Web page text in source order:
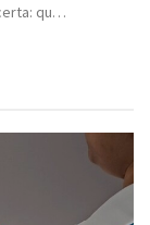
qu…